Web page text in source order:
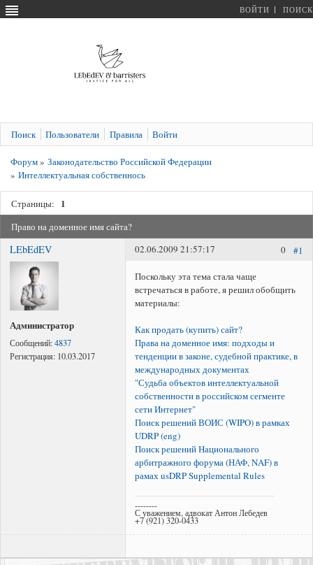
ВОЙТИ ПОИСК
Поиск Пользователи Правила Войти
Форум» Законодательство Российской Федерации
» Интеллектуальная собственнось
Страницы: 1
Право на доменное имя сайта?
LEbEdEV
Администратор
Сообщений:4837
Регистрация: 10.03.2017
#1
0
02.06.2009 21:57:17
Поскольку эта тема стала чаще
встречаться в работе, я решил обобщить
материалы:
Как продать (купить) сайт?
Права на доменное имя: подходы и
тенденции в законе, судебной практике, в
международных документах
"Судьба объектов интеллектуальной
собственности в российском сегменте
сети Интернет"
Поиск решений ВОИС (WIPO) в рамках
UDRP (eng)
Поиск решений Национального
арбитражного форума (НАФ, NAF) в
рамах usDRP Supplemental Rules
--------
С уважением, адвокат Антон Лебедев
+7 (921) 320-0433